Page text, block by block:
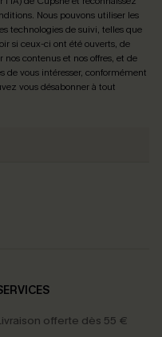
. Nous pouvons utiliser les
technologies de suivi, telles que
si ceux-ci ont été ouverts, de
contenus et nos offres, et de
de vous intéresser, conformément
vous désabonner à tout
offerte dès 55 €